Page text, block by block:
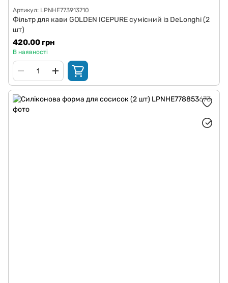
Артикул: LPNHE773913710
Фільтр для кави GOLDEN ICEPURE сумісний із DeLonghi (2
шт)
420.00 грн
В наявності